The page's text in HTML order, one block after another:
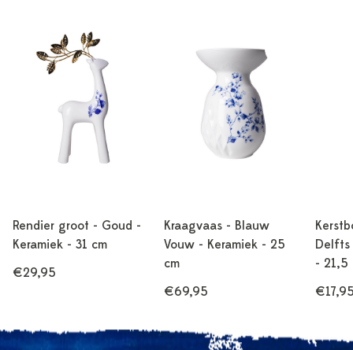
Rendier groot - Goud -
Keramiek - 31 cm
€29,95
Kraagvaas - Blauw
Vouw - Keramiek - 25
cm
€69,95
Delfts
- 21,5